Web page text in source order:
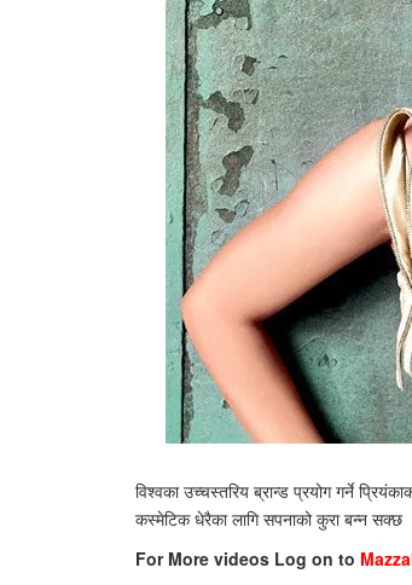
विश्वका उच्चस्तरिय ब्रान्ड प्रयोग गर्ने
कस्मेटिक धेरैका लागि सपनाको कुरा बन्न
For More videos Log on to